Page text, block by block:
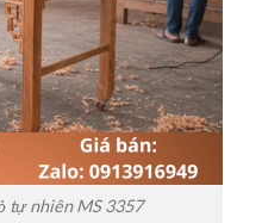
tự nhiên MS 3357